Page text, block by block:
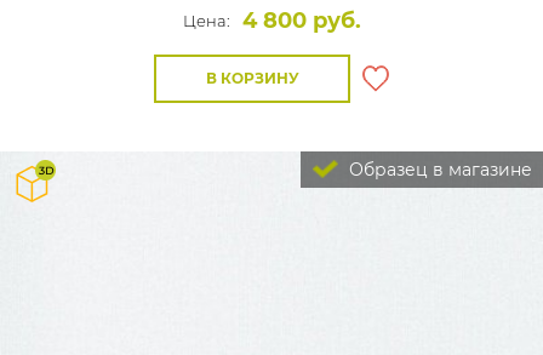
Цена:
4 800 руб.
В КОРЗИНУ
Образец в магазине